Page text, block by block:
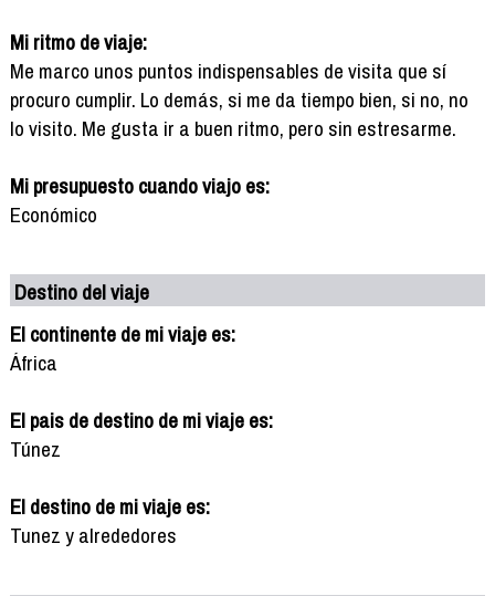
Mi ritmo de viaje:
Me marco unos puntos indispensables de visita que sí
procuro cumplir. Lo demás, si me da tiempo bien, si no, no
lo visito. Me gusta ir a buen ritmo, pero sin estresarme.
Mi presupuesto cuando viajo es:
Económico
Destino del viaje
El continente de mi viaje es:
África
El pais de destino de mi viaje es:
Túnez
El destino de mi viaje es:
Tunez y alrededores